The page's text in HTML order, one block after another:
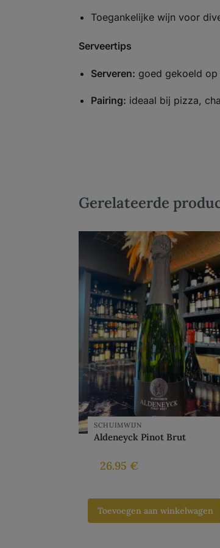
Toegankelijke wijn voor
Serveertips
Serveren: goed gekoeld op
Pairing: ideaal bij pizza,
Gerelateerde
SCHUIMWIJN
Aldeneyck Pinot Brut
26.95 €
Toevoegen aan winkelwagen